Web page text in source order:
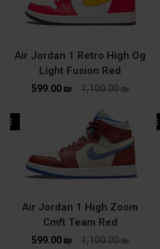
Air Jordan 1 Retro High Og
Light Fusion Red
1,100.00₪
599.00 ₪
SALE
Air Jordan 1 High Zoom
Cmft Team Red
1,100.00₪
599.00 ₪